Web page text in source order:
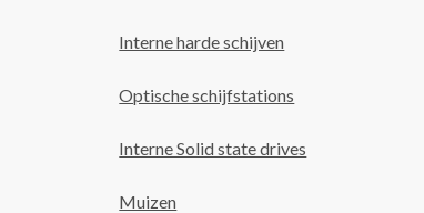
Interne harde schijven
Optische schijfstations
Interne Solid state drives
Muizen